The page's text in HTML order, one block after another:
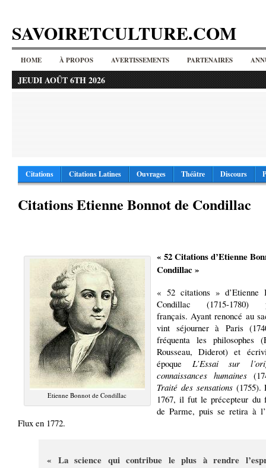
SAVOIRETCULTURE.COM
HOME À PROPOS AVERTISSEMENTS PARTENAIRES
JEUDI AOÛT 6TH 2026
Citations Citations Latines Ouvrages Théâtre Discours
Citations Etienne Bonnot de Condillac
Etienne Bonnot de Condillac
« 52 Citations d’Etienne
Condillac »
« 52 citations » d’Etienne
Condillac (1715-1780)
français. Ayant renoncé au
vint séjourner à Paris
fréquenta les philosophes
Rousseau, Diderot) et
époque L’Essai sur
connaissances humaines
Traité des sensations(1755).
1767, il fut le précepteur du
de Parme, puis se retira à
Flux en 1772.
« La science qui contribue le plus à rendre